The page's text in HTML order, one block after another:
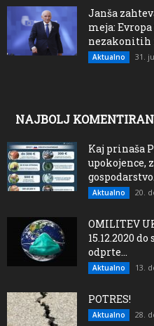
Janša
meja:
nezakonitih
Aktualno 31.
NAJBOLJ
Kaj prinaša
upokojence,
Aktualno 20.
OMILITEV
15.12.2020
odprte...
Aktualno 13.
POTRES!
Aktualno 28.